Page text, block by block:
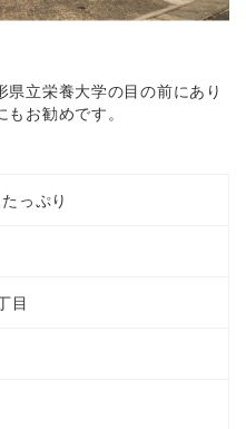
立栄養大学の目の前にあり
お勧めです。
たっぷり
目